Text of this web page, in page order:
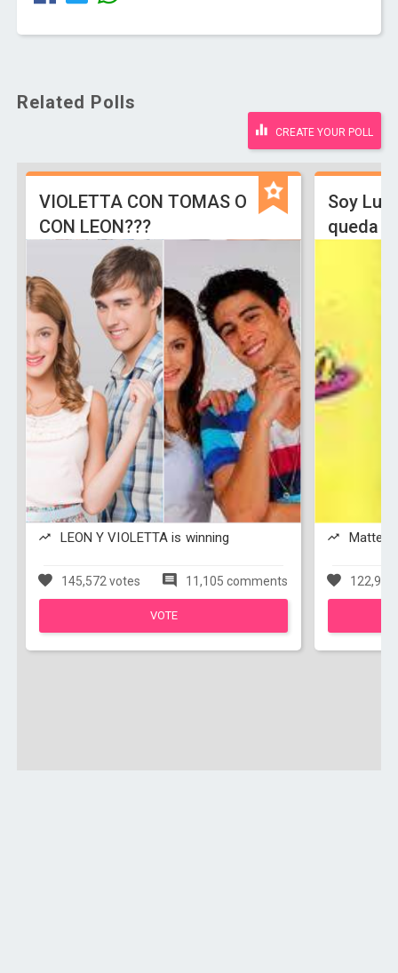
Related Polls
CREATE YOUR POLL
VIOLETTA CON TOMAS O
CON LEON???
LEON Y VIOLETTA is winning
145,572 votes 11,105 comments
VOTE
Soy
queda
Matteo